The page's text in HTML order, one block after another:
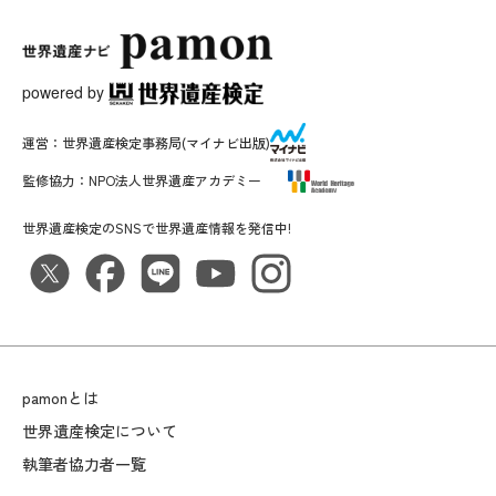
powered by
pamonとは
世界遺産検定について
執筆者協力者一覧
世界遺産検定のSNSで世界遺産情報を発信中!
運営： 世界遺産検定事務局(マイナビ出版)
監修協力： NPO法人世界遺産アカデミー